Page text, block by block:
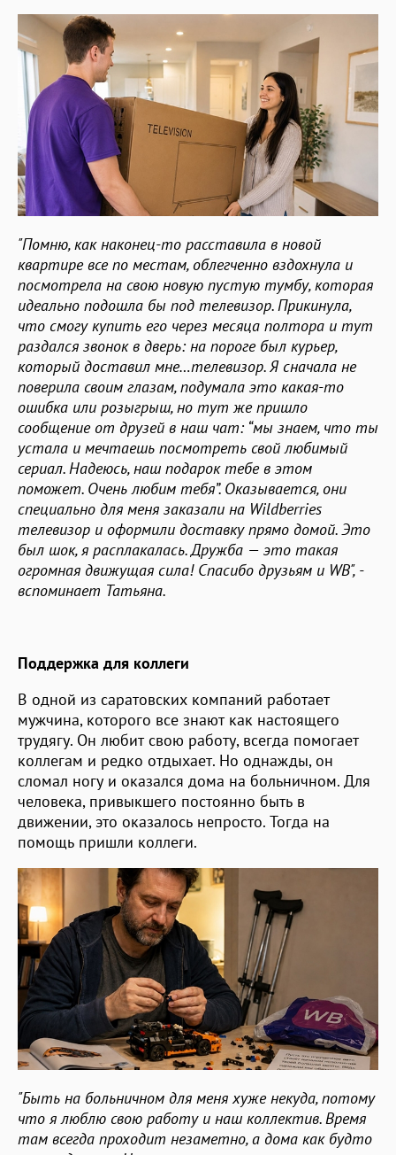
"Помню, как наконец-то расставила в новой
квартире все по местам, облегченно вздохнула и
посмотрела на свою новую пустую тумбу, которая
идеально подошла бы под телевизор. Прикинула,
что смогу купить его через месяца полтора и тут
раздался звонок в дверь: на пороге был курьер,
который доставил мне…телевизор. Я сначала не
поверила своим глазам, подумала это какая-то
ошибка или розыгрыш, но тут же пришло
сообщение от друзей в наш чат: “мы знаем, что ты
устала и мечтаешь посмотреть свой любимый
сериал. Надеюсь, наш подарок тебе в этом
поможет. Очень любим тебя”. Оказывается, они
специально для меня заказали на Wildberries
телевизор и оформили доставку прямо домой. Это
был шок, я расплакалась. Дружба — это такая
огромная движущая сила! Спасибо друзьям и WB", -
вспоминает Татьяна.
Поддержка для коллеги
В одной из саратовских компаний работает
мужчина, которого все знают как настоящего
трудягу. Он любит свою работу, всегда помогает
коллегам и редко отдыхает. Но однажды, он
сломал ногу и оказался дома на больничном. Для
человека, привыкшего постоянно быть в
движении, это оказалось непросто. Тогда на
помощь пришли коллеги.
"Быть на больничном для меня хуже некуда, потому
что я люблю свою работу и наш коллектив. Время
там всегда проходит незаметно, а дома как будто